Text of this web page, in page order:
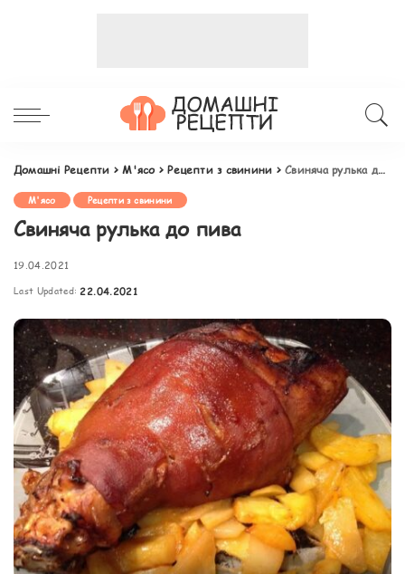
Домашні Рецепти >М'ясо>Рецепти з свинини >Свиняча рулька до пива
М'ясо Рецепти з свинини
Свиняча рулька до пива
19.04.2021
Last Updated: 22.04.2021